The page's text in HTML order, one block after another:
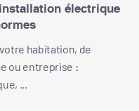
électrique
habitation, de
ou entreprise :
...